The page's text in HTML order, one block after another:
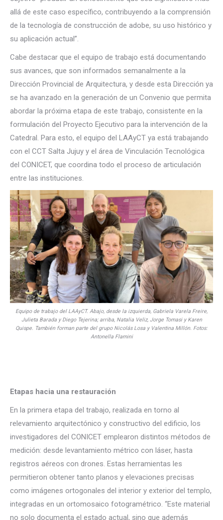
allá de este caso específico, contribuyendo a la comprensión
de la tecnología de construcción de adobe, su uso histórico y
su aplicación actual”.
Cabe destacar que el equipo de trabajo está documentando
sus avances, que son informados semanalmente a la
Dirección Provincial de Arquitectura, y desde esta Dirección ya
se ha avanzado en la generación de un Convenio que permita
abordar la próxima etapa de este trabajo, consistente en la
formulación del Proyecto Ejecutivo para la intervención de la
Catedral. Para esto, el equipo del LAAyCT ya está trabajando
con el CCT Salta Jujuy y el área de Vinculación Tecnológica
del CONICET, que coordina todo el proceso de articulación
entre las instituciones.
Equipo de trabajo del LAAyCT. Abajo, desde la izquierda, Gabriela Varela Freire,
Julieta Barada y Diego Tejerina; arriba, Natalia Veliz, Jorge Tomasi y Karen
Quispe. También forman parte del grupo Nicolás Losa y Valentina Millón. Fotos:
Antonella Flamini
Etapas hacia una restauración
En la primera etapa del trabajo, realizada en torno al
relevamiento arquitectónico y constructivo del edificio, los
investigadores del CONICET emplearon distintos métodos de
medición: desde levantamiento métrico con láser, hasta
registros aéreos con drones. Estas herramientas les
permitieron obtener tanto planos y elevaciones precisas
como imágenes ortogonales del interior y exterior del templo,
integradas en un ortomosaico fotogramétrico. “Este material
no solo documenta el estado actual, sino que además